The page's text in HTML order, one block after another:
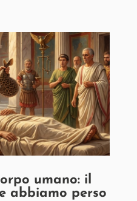
umano: il
abbiamo perso